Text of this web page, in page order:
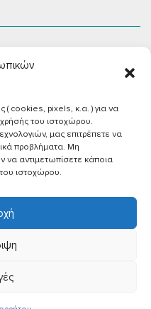
( cookies, pixels, κ.α. ) για να
του ιστοχώρου.
μας επιτρέπετε να
προβλήματα. Μη
να αντιμετωπίσετε κάποια
ιστοχώρου.
όλους εμάς που θέλουμε να
με Φέτα από Τόφου
σαλάτα! Έχοντας
ντομάτα